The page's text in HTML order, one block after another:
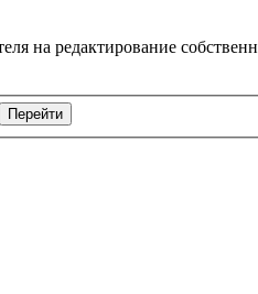
на редактирование